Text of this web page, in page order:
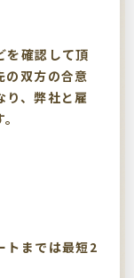
を確認して頂
の双方の合意
り、弊社と雇
トまでは最短2